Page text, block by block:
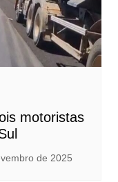
motoristas
de 2025